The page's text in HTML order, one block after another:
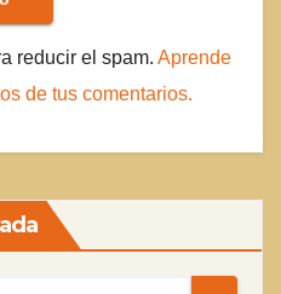
reducir el spam. Aprende
de tus comentarios.